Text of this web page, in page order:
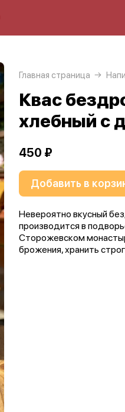
Главная страница
Квас
хлебный с
450 ₽
Добавить в
Невероятно вкусный
производится в
Сторожевском
брожения, хранить